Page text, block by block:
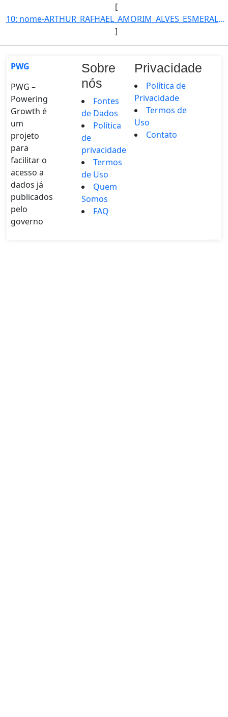
[
10: nome-ARTHUR_RAFHAEL_AMORIM_ALVES_ESMERALDO-cpf-***.435033-**-curso-MEDICINA-codigo_inep_curso-54494-]
]
PWG
PWG –
Powering
Growth é
um
projeto
para
facilitar o
acesso a
dados já
publicados
pelo
governo
Sobre
nós
Fontes
de Dados
Política
de
privacidade
Termos
de Uso
Quem
Somos
FAQ
Privacidade
Política de
Privacidade
Termos de
Uso
Contato